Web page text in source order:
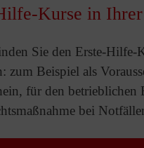
Kurse in
Sie den Erste-Hilfe-
zum Beispiel als
für den betrieblichen
bei